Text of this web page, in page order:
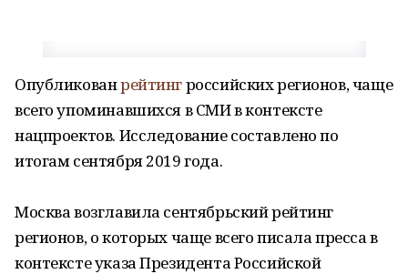
Опубликованрейтингроссийских регионов, чаще
всего упоминавшихся в СМИ в контексте
нацпроектов. Исследование составлено по
итогам сентября 2019 года.
Москва возглавила сентябрьский рейтинг
регионов, о которых чаще всего писала пресса в
контексте указа Президента Российской